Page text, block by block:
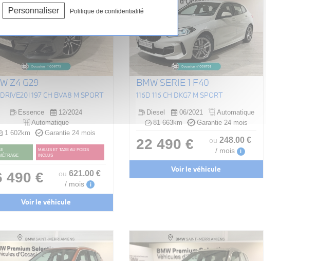
Z4 G29
197 CH BVA8 M SPORT
Essence
12/2024
Automatique
1 602km
Garantie 24 mois
MALUS ET TAXE AU POIDS
INCLUS
490 € ou621.00 €
/ mois i
Voir le véhicule
BMW SERIE 1 F40
116D 116 CH DKG7 M SPORT
Diesel 06/2021
Automatique
81 663km
Garantie 24 mois
22 490 € ou 248.00 €
/ mois i
Voir le véhicule
Personnaliser Politique de confidentialité